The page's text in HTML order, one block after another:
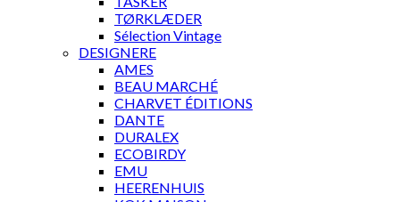
TØRKLÆDER
Sélection Vintage
DESIGNERE
AMES
BEAU MARCHÉ
CHARVET ÉDITIONS
DANTE
DURALEX
ECOBIRDY
EMU
HEERENHUIS